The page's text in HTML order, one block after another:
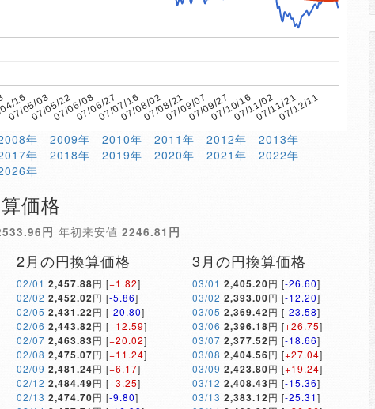
16
07/05/0307/05/2207/06/0807/06/2707/07/1607/08/0207/08/2107/09/0707/09/2707/10/1607/11/0207/11/2107/12/11
年 2009年 2010年 2011年 2012年
2013年
年 2018年 2019年 2020年 2021年
2022年
年
価格
円 年初来安値 2246.81円
2月の円換算価格
02/01 2,457.88円 [+1.82]
02/02 2,452.02円 [-5.86]
02/05 2,431.22円 [-20.80]
02/06 2,443.82円 [+12.59]
02/07 2,463.83円 [+20.02]
02/08 2,475.07円 [+11.24]
02/09 2,481.24円 [+6.17]
02/12 2,484.49円 [+3.25]
02/13 2,474.70円 [-9.80]
3月の円換算価格
03/01 2,405.20円 [-26.60]
03/02 2,393.00円 [-12.20]
03/05 2,369.42円 [-23.58]
03/06 2,396.18円 [+26.75]
03/07 2,377.52円 [-18.66]
03/08 2,404.56円 [+27.04]
03/09 2,423.80円 [+19.24]
03/12 2,408.43円 [-15.36]
03/13 2,383.12円 [-25.31]